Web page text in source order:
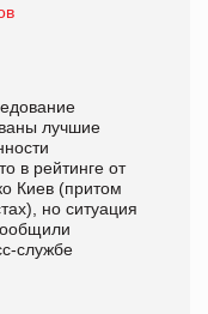
лучшие
в рейтинге от
Киев (притом
но ситуация
службе